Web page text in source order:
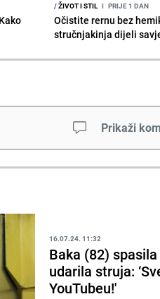
/ŽIVOT I STIL I PRIJE 1 DAN
Očistite rernu bez
stručnjakinja dijeli
Prikaži
16.07.24. 11:32
Baka (82)
udarila struja:
YouTubeu!'